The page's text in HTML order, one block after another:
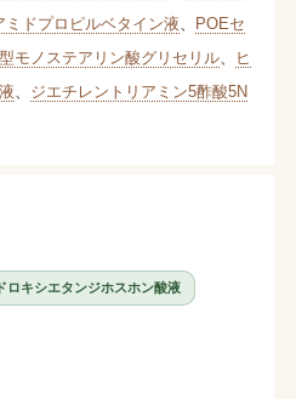
ミドプロピルベタイン液
POEセ
モノステアリン酸グリセリル、
ヒ
ジエチレントリアミン5酢酸5N
ロキシエタンジホスホン酸液